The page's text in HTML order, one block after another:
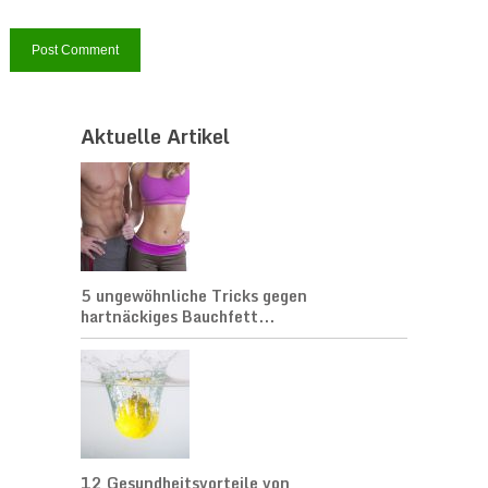
Aktuelle Artikel
5 ungewöhnliche Tricks gegen
hartnäckiges Bauchfett...